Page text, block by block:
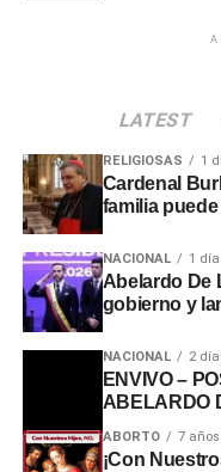
LATEST
RELIGIOSAS 1
Cardenal
familia
NACIONAL 1
Abelardo De
gobierno y
NACIONAL 2
ENVIVO –
ABELARDO
ABORTO 7
¡Con